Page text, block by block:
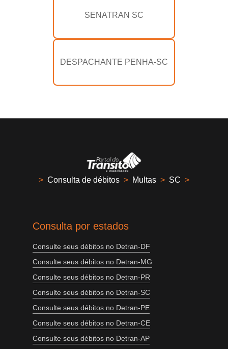
SENATRAN SC
DESPACHANTE PENHA-SC
> Consulta de débitos > Multas > SC >
Consulta por estados
Consulte seus débitos no Detran-DF
Consulte seus débitos no Detran-MG
Consulte seus débitos no Detran-PR
Consulte seus débitos no Detran-SC
Consulte seus débitos no Detran-PE
Consulte seus débitos no Detran-CE
Consulte seus débitos no Detran-AP